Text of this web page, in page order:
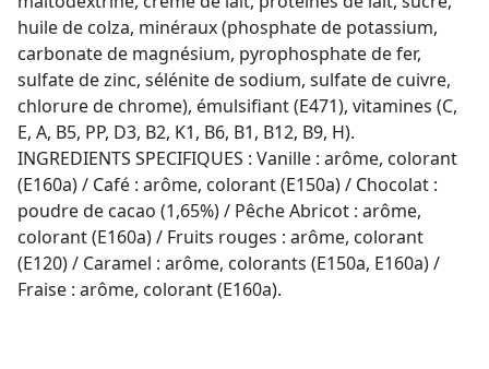
huile de colza, minéraux (phosphate de potassium,
carbonate de magnésium, pyrophosphate de fer,
sulfate de zinc, sélénite de sodium, sulfate de cuivre,
chlorure de chrome), émulsifiant (E471), vitamines (C,
E, A, B5, PP, D3, B2, K1, B6, B1, B12, B9, H).
INGREDIENTS SPECIFIQUES : Vanille : arôme, colorant
(E160a) / Café : arôme, colorant (E150a) / Chocolat :
poudre de cacao (1,65%) / Pêche Abricot : arôme,
colorant (E160a) / Fruits rouges : arôme, colorant
(E120) / Caramel : arôme, colorants (E150a, E160a) /
Fraise : arôme, colorant (E160a).